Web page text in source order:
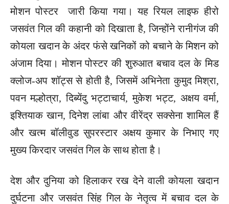
मोशन पोस्टर जारी किया गया। यह रियल लाइफ हीरो
जसवंत गिल की कहानी को दिखाता है, जिन्होंने रानीगंज की
कोयला खदान के अंदर फंसे खनिकों को बचाने के मिशन को
अंजाम दिया। मोशन पोस्टर की शुरुआत बचाव दल के मिड
क्लोज-अप शॉट्स से होती है, जिसमें अभिनेता कुमुद मिश्रा,
पवन मल्होत्रा, दिब्येंदु भट्टाचार्य, मुकेश भट्ट, अक्षय वर्मा,
इश्तियाक खान, दिनेश लांबा और वीरेंद्र सक्सेना शामिल हैं
और खत्म बॉलीवुड सुपरस्टार अक्षय कुमार के निभाए गए
मुख्य किरदार जसवंत गिल के साथ होता है।
देश और दुनिया को हिलाकर रख देने वाली कोयला खदान
दुर्घटना और जसवंत सिंह गिल के नेतृत्व में बचाव दल के